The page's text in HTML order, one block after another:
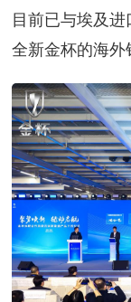
目前已与埃及
全新金杯的海外